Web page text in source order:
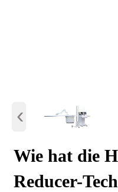
‹
Wie hat die
Reducer-